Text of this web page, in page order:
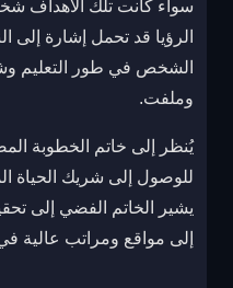
سواء كانت تلك الأهداف
الرؤيا قد تحمل إشارة إلى
الشخص في طور التعليم
وملفت.
يُنظر إلى خاتم الخطوبة
للوصول إلى شريك الحياة
يشير الخاتم الفضي إلى
إلى مواقع ومراتب عالية